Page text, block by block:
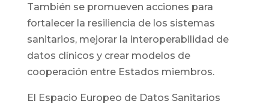
También se promueven acciones para
fortalecer la resiliencia de los sistemas
sanitarios, mejorar la interoperabilidad de
datos clínicos y crear modelos de
cooperación entre Estados miembros.
El Espacio Europeo de Datos Sanitarios